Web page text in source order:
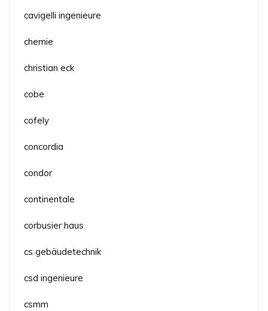
cavigelli ingenieure
chemie
christian eck
cobe
cofely
concordia
condor
continentale
corbusier haus
cs gebäudetechnik
csd ingenieure
csmm